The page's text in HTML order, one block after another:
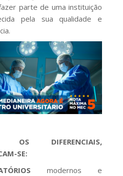
parte de uma instituição
pela sua qualidade e
OS DIFERENCIAIS,
SE:
modernos e